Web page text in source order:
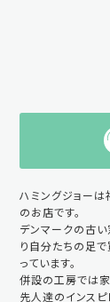
ハミングジョー
のお店です。
デンマークの古
り自分たちの足
っています。
併設の工房では家
先人達のインス